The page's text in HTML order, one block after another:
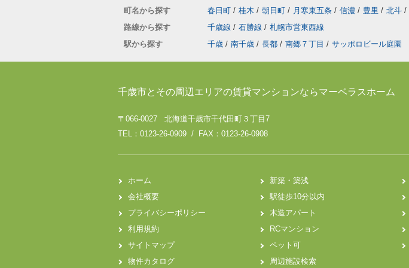
町名から探す
春日町 / 桂木 / 朝日町 / 月寒東五条 / 信濃 / 豊里 / 北斗 /
路線から探す
千歳線 / 石勝線 / 札幌市営東西線
駅から探す
千歳 / 南千歳 / 長都 / 南郷７丁目 / サッポロビール庭園
千歳市とその周辺エリアの賃貸マンションならマーベラスホーム
〒066-0027 北海道千歳市千代田町３丁目7
TEL：0123-26-0909 / FAX：0123-26-0908
ホーム
会社概要
プライバシーポリシー
利用規約
サイトマップ
物件カタログ
新築・築浅
駅徒歩10分以内
木造アパート
RCマンション
ペット可
周辺施設検索